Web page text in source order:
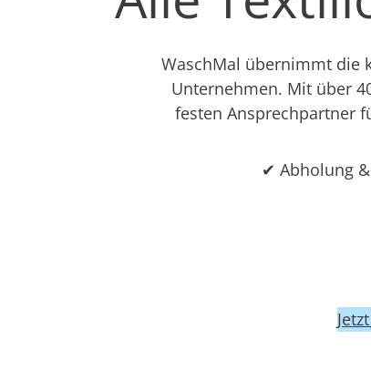
WaschMal übernimmt die
Unternehmen. Mit über
festen Ansprechpartner
✔ Abholung